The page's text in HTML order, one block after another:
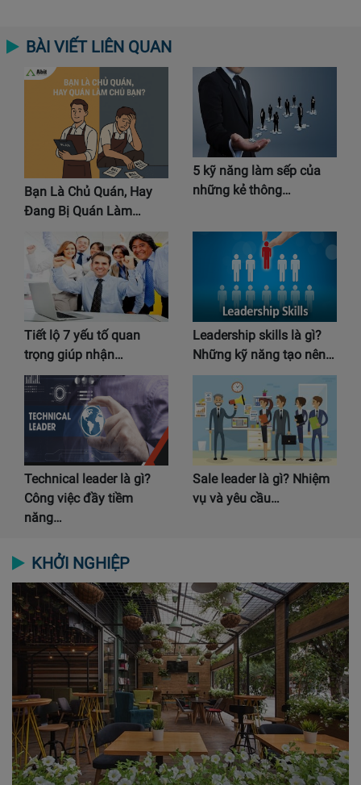
BÀI VIẾT LIÊN QUAN
Bạn Là Chủ Quán, Hay
Đang Bị Quán Làm…
5 kỹ năng làm sếp của
những kẻ thông…
Tiết lộ 7 yếu tố quan
trọng giúp nhận…
Leadership skills là gì?
Những kỹ năng tạo nên…
Technical leader là gì?
Công việc đầy tiềm
năng…
Sale leader là gì? Nhiệm
vụ và yêu cầu…
KHỞI NGHIỆP